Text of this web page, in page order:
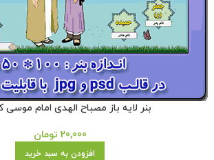
بنر لایه باز مصباح الهدی امام موسی
20,000 تومان
افزودن به سبد خرید